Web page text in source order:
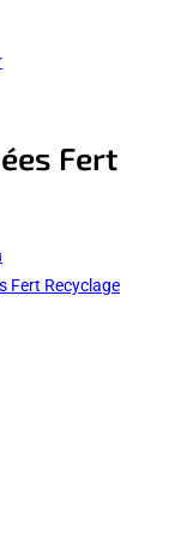
Fert
Fert Recyclage